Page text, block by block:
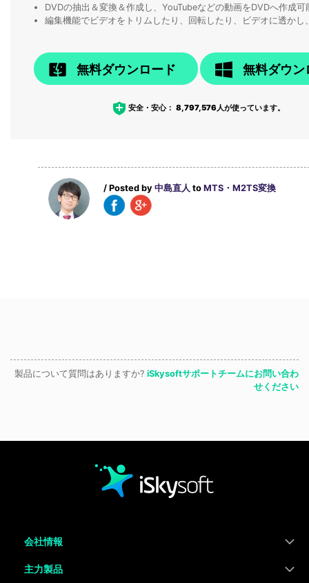
DVDの抽出＆変換＆作成し、YouTubeなどの動画をDVDへ作成可
編集機能でビデオをトリムしたり、回転したり、ビデオに透か
無料ダウンロード 無料ダウン
安全・安心：8,797,576人が使っています。
/ Posted by 中島直人 to MTS・M2TS変換
製品について質問はありますか? iSkysoftサポートチームにお問い合わ
せください
会社情報
主力製品